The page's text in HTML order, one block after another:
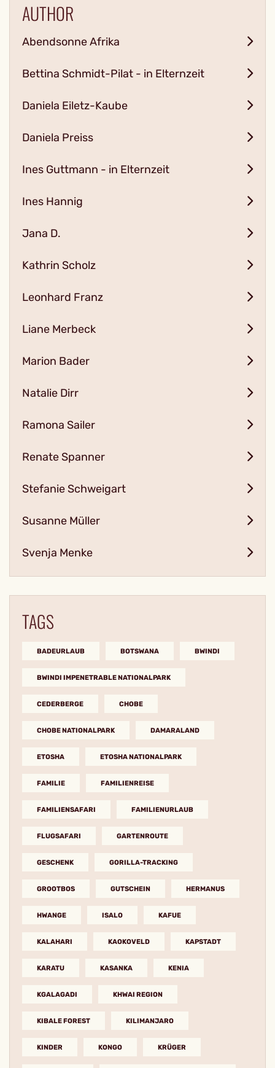
AUTHOR
Abendsonne Afrika
Bettina Schmidt-Pilat - in Elternzeit
Daniela Eiletz-Kaube
Daniela Preiss
Ines Guttmann - in Elternzeit
Ines Hannig
Jana D.
Kathrin Scholz
Leonhard Franz
Liane Merbeck
Marion Bader
Natalie Dirr
Ramona Sailer
Renate Spanner
Stefanie Schweigart
Susanne Müller
Svenja Menke
TAGS
BADEURLAUB BOTSWANA BWINDI
BWINDI IMPENETRABLE NATIONALPARK
CEDERBERGE CHOBE
CHOBE NATIONALPARK DAMARALAND
ETOSHA ETOSHA NATIONALPARK
FAMILIE FAMILIENREISE
FAMILIENSAFARI FAMILIENURLAUB
FLUGSAFARI GARTENROUTE
GESCHENK GORILLA-TRACKING
GROOTBOS GUTSCHEIN HERMANUS
HWANGE ISALO KAFUE
KALAHARI KAOKOVELD KAPSTADT
KARATU KASANKA KENIA
KGALAGADI KHWAI REGION
KIBALE FOREST KILIMANJARO
KINDER KONGO KRÜGER